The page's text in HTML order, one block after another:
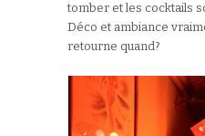
tomber et les cocktails
Déco et ambiance
retourne quand?